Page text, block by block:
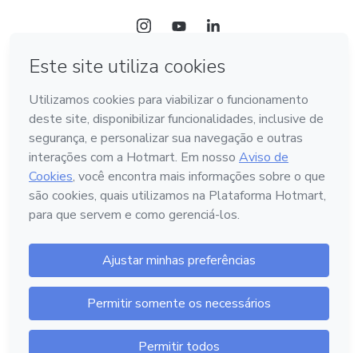
Idioma
Português - Brasil
Hotmart — 2011-2026 © Todos os direitos reservados